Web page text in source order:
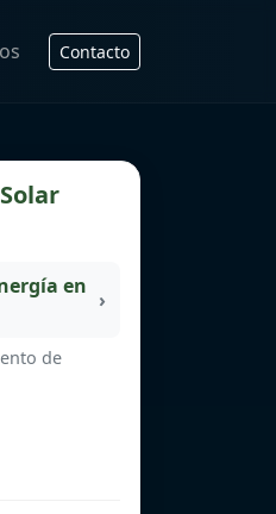
Contacto
en
de